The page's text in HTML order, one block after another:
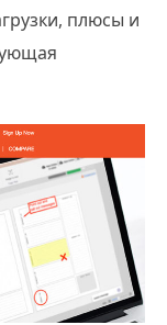
плюсы и